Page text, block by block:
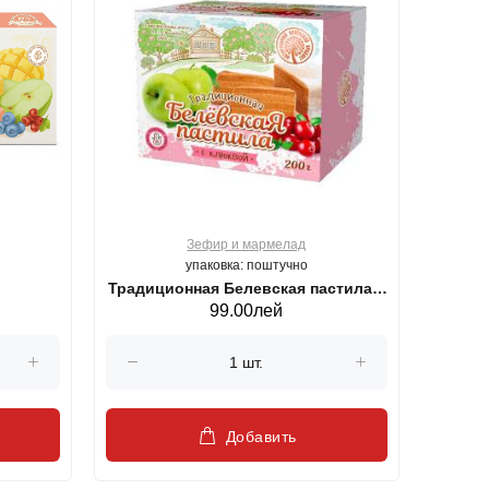
Зефир и мармелад
упаковка: поштучно
Традиционная Белевская пастила с
Клюквой 200 г
99.00лей
Добавить